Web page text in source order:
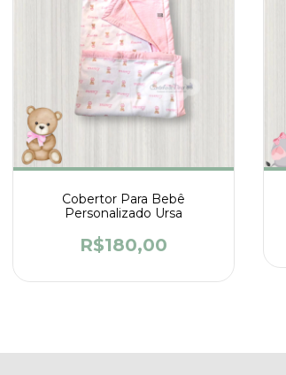
Cobertor Para Bebê
Personalizado Ursa
R$180,00